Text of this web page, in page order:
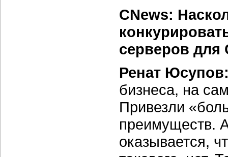
CNews:
серверов
Ренат
бизнеса, на
Привезли
преимуществ.
оказывается,